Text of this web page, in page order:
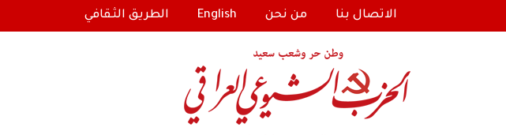
الاتصال بنا من نحن English الطريق الثقافي